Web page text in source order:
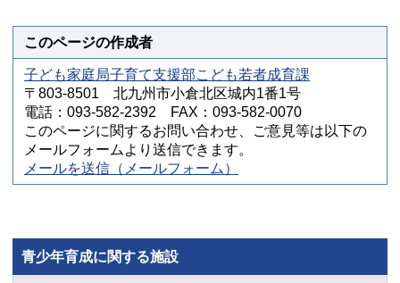
このページの作成者
子ども家庭局子育て支援部こども若者成育課
〒803-8501 北九州市小倉北区城内1番1号
電話：093-582-2392 FAX：093-582-0070
このページに関するお問い合わせ、ご意見等は以下の
メールフォームより送信できます。
メールを送信（メールフォーム）
青少年育成に関する施設